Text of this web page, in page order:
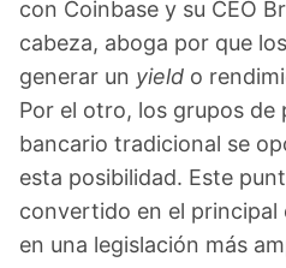
con Coinbase y su CEO
cabeza, aboga por que
generar un yield o
Por el otro, los grupos de
bancario tradicional se
esta posibilidad. Este
convertido en el principal
en una legislación más